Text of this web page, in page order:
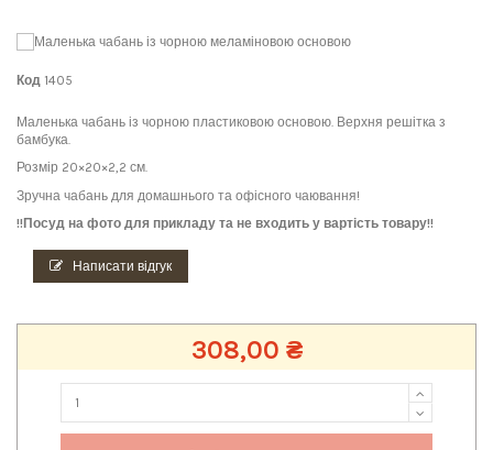
Код 1405
Маленька чабань із чорною пластиковою основою. Верхня решітка з
бамбука.
Розмір 20×20×2,2 см.
Зручна чабань для домашнього та офісного чаювання!
!!Посуд на фото для прикладу та не входить у вартість товару!!
Написати відгук
308,00 ₴